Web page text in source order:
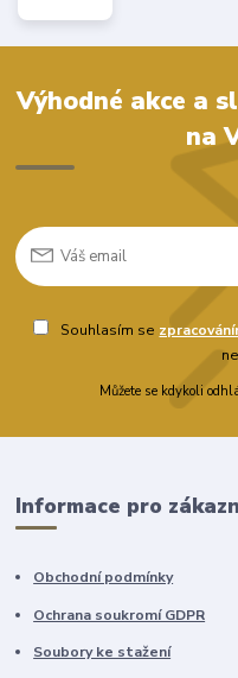
Výhodné akce a
na
Souhlasím se
Můžete se kdykoli
Informace pro
Obchodní podmínky
Ochrana soukromí GDPR
Soubory ke stažení